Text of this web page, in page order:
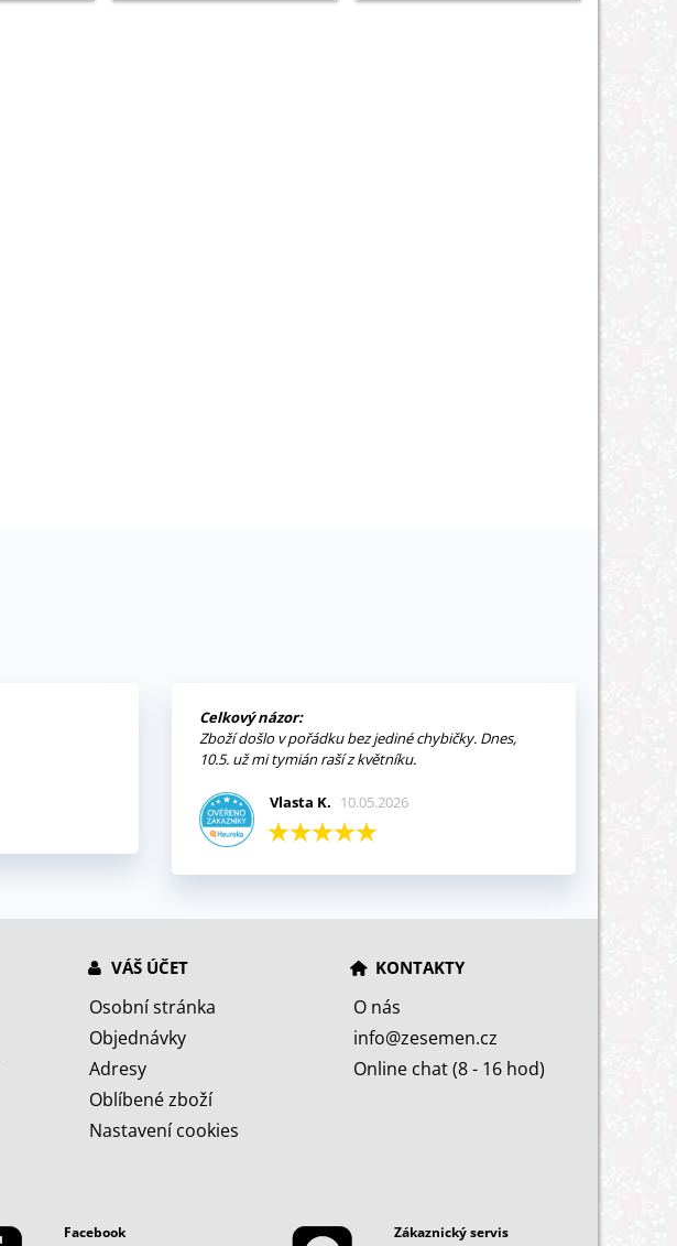
Celkový názor:
Zboží došlo v pořádku bez jediné chybičky. Dnes,
10.5. už mi tymián raší z květníku.
Vlasta K. 10.05.2026
VÁŠ ÚČET
Osobní stránka
Objednávky
Adresy
Oblíbené zboží
Nastavení cookies
KONTAKTY
O nás
info@zesemen.cz
Online chat (8 - 16 hod)
Facebook
Zákaznický servis